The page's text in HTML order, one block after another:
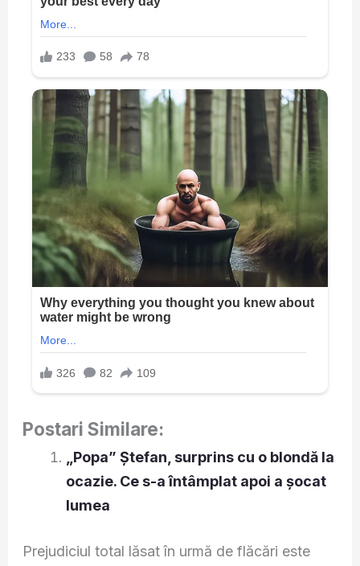
Postari Similare:
„Popa” Ștefan, surprins cu o blondă la
ocazie. Ce s-a întâmplat apoi a șocat
lumea
Prejudiciul total lăsat în urmă de flăcări este